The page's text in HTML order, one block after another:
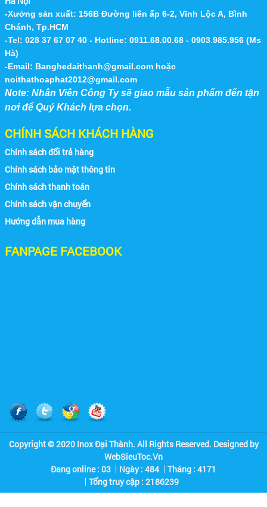
BÁN BÀN GHẾ INOX 304, GHẾ INOX, BÀN
Nội Thất Inox Đại Thành chuyên sản xuất và
Căn Tin Công Ty Mercedes Benz VN
-Xưởng sản xuất: 156B Đường liên ấp 6-2, Vĩnh Lộc A, Bình
Chánh, Tp.HCM
-Tel: 028 37 67 07 40 - Hotline: 0911.68.00.68 - 0903.985.956 (Ms
Hà)
-Email: Banghedaithanh@gmail.com hoặc
noithathoaphat2012@gmail.com
Note: Nhân Viên Công Ty sẽ giao mẫu sản phẩm đến tận
nơi để Quý Khách lựa chọn.
CHÍNH SÁCH KHÁCH HÀNG
Chính sách đổi trả hàng
Chính sách bảo mật thông tin
Chính sách thanh toán
Chính sách vận chuyển
Hướng dẫn mua hàng
FANPAGE FACEBOOK
Copyright © 2020 Inox Đại Thành. All Rights Reserved. Designed by
WebSieuToc.Vn
Đang online : 03
Ngày : 484
Tháng : 4171
Tổng truy cập : 2186239